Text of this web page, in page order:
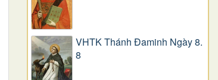
VHTK Thánh Đaminh Ngày 8.
8